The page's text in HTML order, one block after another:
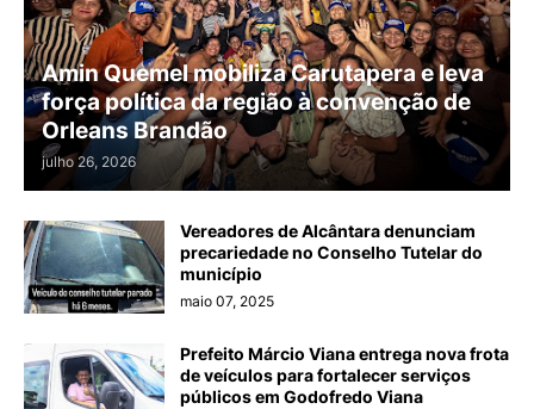
Amin Quemel mobiliza Carutapera e leva
força política da região à convenção de
Orleans Brandão
julho 26, 2026
Vereadores de Alcântara denunciam
precariedade no Conselho Tutelar do
município
maio 07, 2025
Prefeito Márcio Viana entrega nova frota
de veículos para fortalecer serviços
públicos em Godofredo Viana